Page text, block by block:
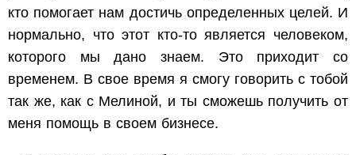
кто помогает нам достичь определенных целей. И
нормально, что этот кто-то является человеком,
которого мы дано знаем. Это приходит со
временем. В свое время я смогу говорить с тобой
так же, как с Мелиной, и ты сможешь получить от
меня помощь в своем бизнесе.